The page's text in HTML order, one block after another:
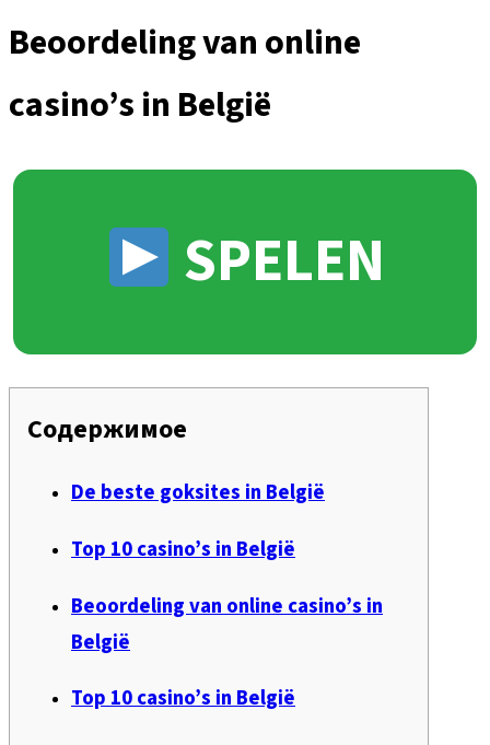
Beoordeling van online
casino’s in België
SPELEN
Содержимое
De beste goksites in België
Top 10 casino’s in België
Beoordeling van online casino’s in
België
Top 10 casino’s in België